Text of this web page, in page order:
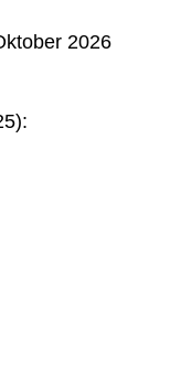
2026